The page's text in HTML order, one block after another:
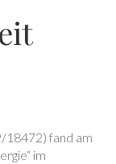
18472) fand am
im